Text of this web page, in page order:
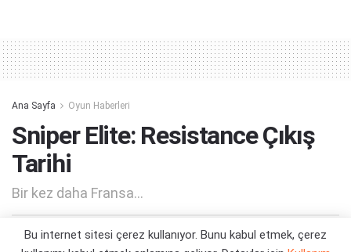
Ana Sayfa Oyun Haberleri
Sniper Elite: Resistance Çıkış
Tarihi
Bir kez daha Fransa...
Yazar: Orçun Çavuşoğlu 24/10/2024 20:45
Bu internet sitesi çerez kullanıyor. Bunu kabul etmek, çerez